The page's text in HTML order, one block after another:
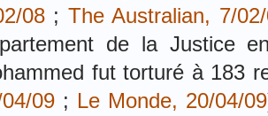
08; The Australian, 7/
de la Justice
fut torturé à 183
09 ; Le Monde, 20/04/09